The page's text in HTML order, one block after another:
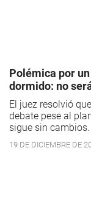
Polémica por
dormido: no
El juez resolvió
debate pese al
sigue sin cambios.
19 DE DICIEMBRE DE